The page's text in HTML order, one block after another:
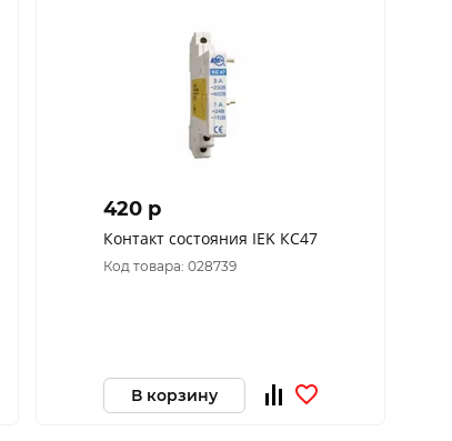
420 p
Контакт состояния IEK КС47
Код товара: 028739
В корзину